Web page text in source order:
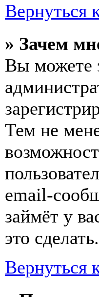
Вернуться
» Зачем
Вы можете
Тем не
email-
займёт у
это сделать.
Вернуться